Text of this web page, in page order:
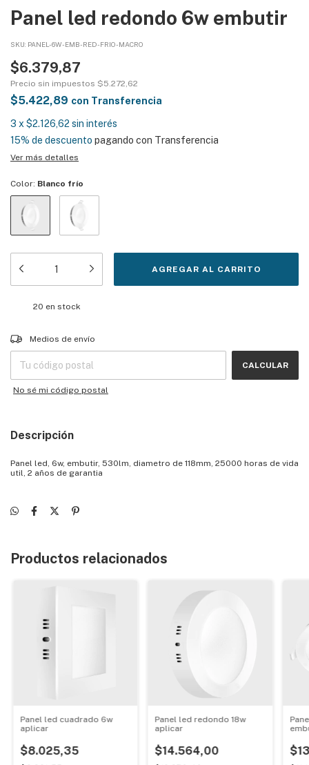
Panel led redondo 6w embutir
SKU: PANEL-6W-EMB-RED-FRIO-MACRO
$6.379,87
Precio sin impuestos $5.272,62
$5.422,89 con Transferencia
3 x $2.126,62 sin interés
15% de descuento pagando con Transferencia
Ver más detalles
Color: Blanco frío
20 en stock
Entregas para el CP:
Medios de envío
CALCULAR
No sé mi código postal
Descripción
Panel led, 6w, embutir, 530lm, diametro de 118mm, 25000 horas de vida
util, 2 años de garantia
Productos relacionados
Panel led cuadrado 6w
aplicar
$8.025,35
Panel led redondo 18w
aplicar
$14.564,00